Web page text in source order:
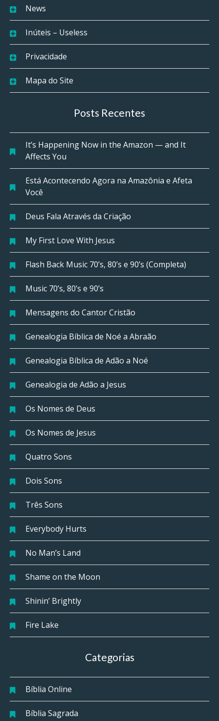
News
Inúteis – Useless
Privacidade
Mapa do Site
Posts Recentes
It’s Happening Now in the Amazon — and It
Affects You
Está Acontecendo Agora na Amazônia e Afeta
Você
Deus Fala Através da Criação
My First Love With Jesus
Flash Back Music 70’s, 80’s e 90’s (Completa)
Music 70’s, 80’s e 90’s
Mensagens do Cantor Cristão
Genealogia Bíblica de Noé a Abraão
Genealogia Bíblica de Adão a Noé
Genealogia de Adão a Jesus
Os Nomes de Deus
Os Nomes de Jesus
Quatro Sons
Dois Sons
Três Sons
Everybody Hurts
No Man’s Land
Shame on the Moon
Shinin’ Brightly
Fire Lake
Categorias
Bíblia Online
Bíblia Sagrada